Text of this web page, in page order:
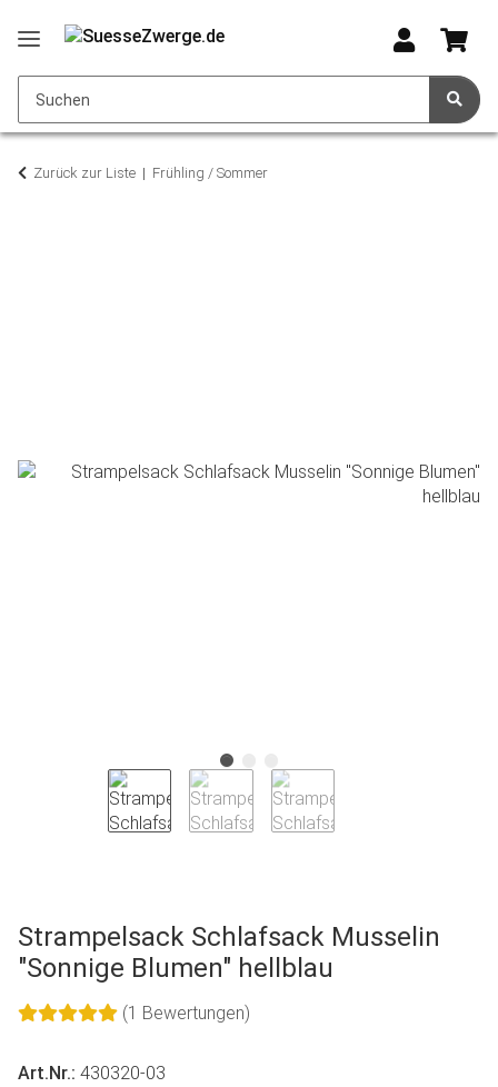
Zurück zur Liste Frühling / Sommer
Strampelsack Schlafsack Musselin
"Sonnige Blumen" hellblau
(1 Bewertungen)
Art.Nr.: 430320-03